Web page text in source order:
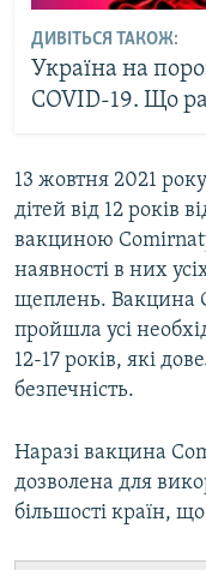
ДИВІТЬСЯ ТАКОЖ:
Україна на
COVID-19. Що
13 жовтня 2021
дітей від 12 років
вакциною
наявності в них
щеплень. Вакцина
пройшла усі
12-17 років, які
безпечність.
Наразі вакцина
дозволена для
більшості країн,